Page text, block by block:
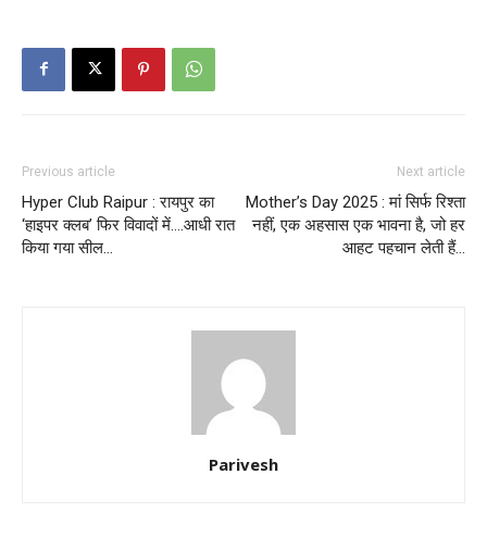
Previous article
Hyper Club Raipur : रायपुर का
‘हाइपर क्लब’ फिर विवादों में….आधी रात
किया गया सील…
Next article
Mother’s Day 2025 : मां सिर्फ रिश्ता
नहीं, एक अहसास एक भावना है, जो हर
आहट पहचान लेती हैं…
Parivesh